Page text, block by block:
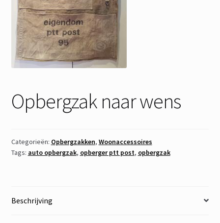
Opbergzak naar wens
Categorieën: Opbergzakken, Woonaccessoires
Tags: auto opbergzak, opberger ptt post, opbergzak
Beschrijving